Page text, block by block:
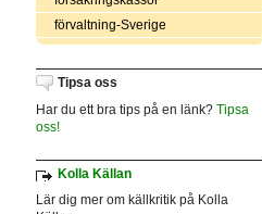
förvaltning-Sverige
Tipsa oss
Har du ett bra tips på en länk? Tipsa
oss!
Kolla Källan
Lär dig mer om källkritik på Kolla